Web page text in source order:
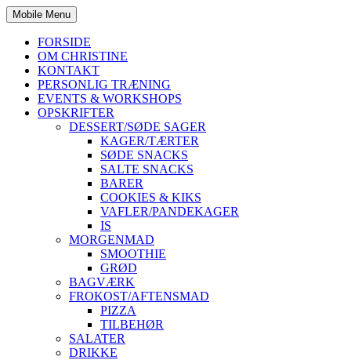
Mobile Menu
FORSIDE
OM CHRISTINE
KONTAKT
PERSONLIG TRÆNING
EVENTS & WORKSHOPS
OPSKRIFTER
DESSERT/SØDE SAGER
KAGER/TÆRTER
SØDE SNACKS
SALTE SNACKS
BARER
COOKIES & KIKS
VAFLER/PANDEKAGER
IS
MORGENMAD
SMOOTHIE
GRØD
BAGVÆRK
FROKOST/AFTENSMAD
PIZZA
TILBEHØR
SALATER
DRIKKE